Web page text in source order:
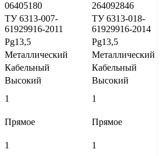
06405180
264092846
ТУ 6313-007-
61929916-2011
ТУ 6313-018-
61929916-2014
Pg13,5
Pg13,5
Металлический
Металлический
Кабельный
Кабельный
Высокий
Высокий
1
1
Прямое
Прямое
1
1